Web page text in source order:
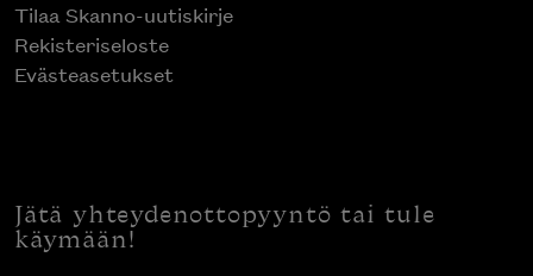
Tilaa Skanno-uutiskirje
Rekisteriseloste
Evästeasetukset
Jätä yhteydenottopyyntö tai tule
käymään!